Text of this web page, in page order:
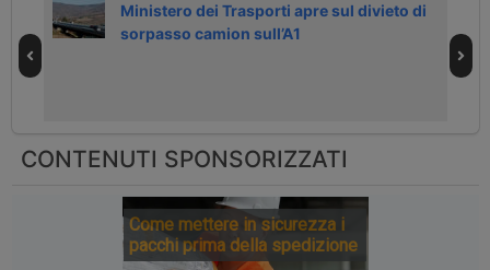
Ministero dei Trasporti apre sul divieto di
sorpasso camion sull’A1
CONTENUTI SPONSORIZZATI
Come mettere in sicurezza i
pacchi prima della spedizione